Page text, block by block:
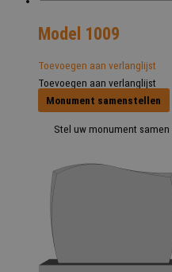
Model 1009
Toevoegen aan verlanglijst
Toevoegen aan verlanglijst
Monument samenstellen
Stel uw monument